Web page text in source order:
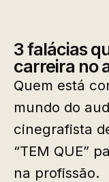
3 falácias
carreira no
Quem está
mundo do
cinegrafista
“TEM QUE”
na profissão.